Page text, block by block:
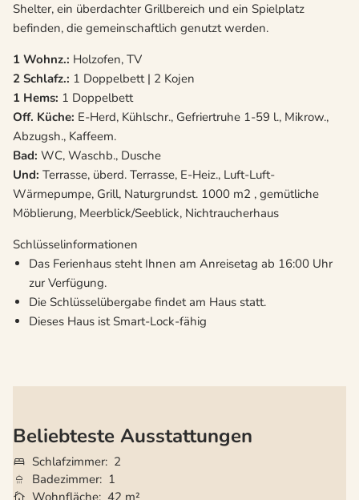
Shelter, ein überdachter Grillbereich und ein Spielplatz
befinden, die gemeinschaftlich genutzt werden.
1 Wohnz.: Holzofen, TV
2 Schlafz.: 1 Doppelbett | 2 Kojen
1 Hems: 1 Doppelbett
Off. Küche: E-Herd, Kühlschr., Gefriertruhe 1-59 l., Mikrow.,
Abzugsh., Kaffeem.
Bad: WC, Waschb., Dusche
Und: Terrasse, überd. Terrasse, E-Heiz., Luft-Luft-
Wärmepumpe, Grill, Naturgrundst. 1000 m2 , gemütliche
Möblierung, Meerblick/Seeblick, Nichtraucherhaus
Schlüsselinformationen
Das Ferienhaus steht Ihnen am Anreisetag ab 16:00 Uhr
zur Verfügung.
Die Schlüsselübergabe findet am Haus statt.
Dieses Haus ist Smart-Lock-fähig
Beliebteste Ausstattungen
Schlafzimmer 2
Badezimmer 1
Wohnfläche 42 m²